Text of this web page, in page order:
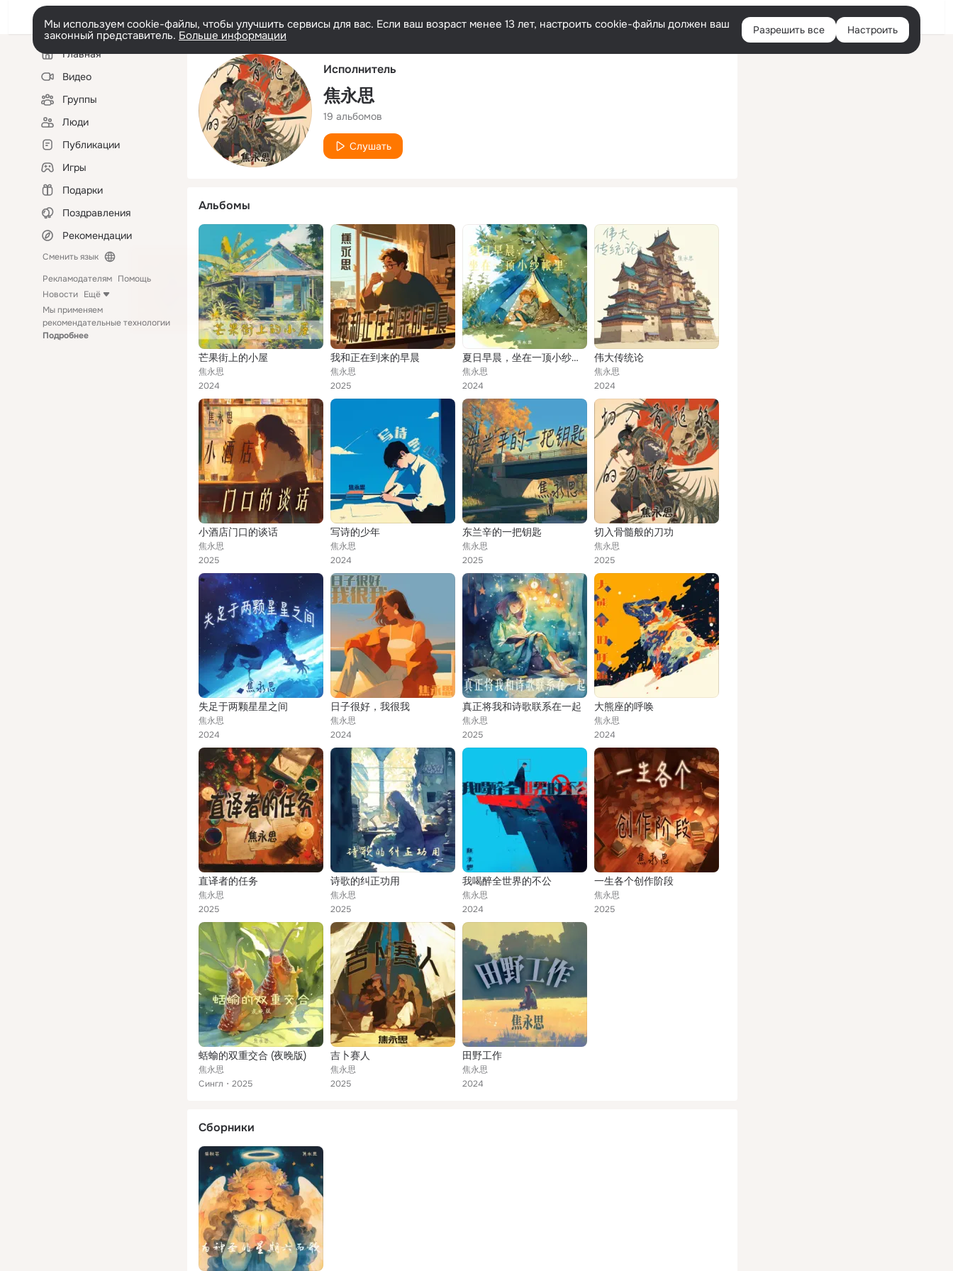
Русский Войти
Мы используем cookie-файлы, чтобы улучшить сервисы для вас. Если ваш возраст менее 13 лет, настроить cookie-файлы должен ваш
законный представитель. Больше информации Разрешить все Настроить
Левая
колонкаГлавная
Видео
Группы
Люди
Публикации
Игры
Подарки
Поздравления
Рекомендации
Сменить язык
Рекламодателям Помощь
Новости Ещё
Мы применяем
рекомендательные технологии
Подробнее
Исполнитель
焦永思
19 альбомов
Слушать
Альбомы
芒果街上的小屋
焦永思
2024
我和正在到来的早晨
焦永思
2025
夏日早晨，坐在一顶小纱帐里
焦永思
2024
伟大传统论
焦永思
2024
小酒店门口的谈话
焦永思
2025
写诗的少年
焦永思
2024
东兰辛的一把钥匙
焦永思
2025
切入骨髓般的刀功
焦永思
2025
失足于两颗星星之间
焦永思
2024
日子很好，我很我
焦永思
2024
真正将我和诗歌联系在一起
焦永思
2025
大熊座的呼唤
焦永思
2024
直译者的任务
焦永思
2025
诗歌的纠正功用
焦永思
2025
我喝醉全世界的不公
焦永思
2024
一生各个创作阶段
焦永思
2025
蛞蝓的双重交合 (夜晚版)
焦永思
Сингл
2025
吉卜赛人
焦永思
2025
田野工作
焦永思
2024
Сборники